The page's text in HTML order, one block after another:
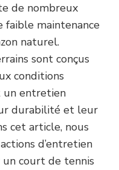
de nombreux
faible maintenance
naturel.
sont conçus
conditions
un entretien
durabilité et leur
cet article, nous
d’entretien
un court de tennis